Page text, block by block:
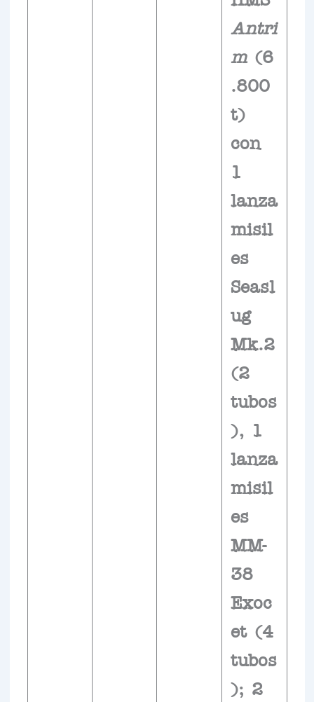
Antri
m(6
.800
t)
con
1
lanza
misil
es
Seasl
ug
Mk.2
(2
tubos
), 1
lanza
misil
es
MM-
38
Exoc
et (4
tubos
); 2